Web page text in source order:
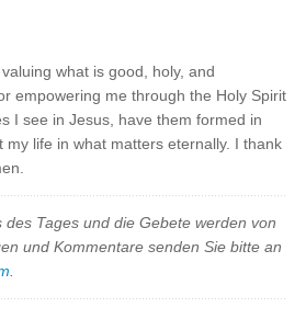
what is good, holy, and
empowering me through the Holy Spirit
I see in Jesus, have them formed in
my life in what matters eternally. I thank
des Tages und die Gebete werden von
und Kommentare senden Sie bitte an